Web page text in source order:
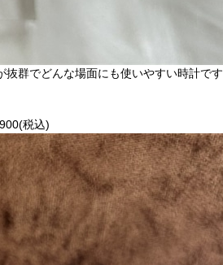
群でどんな場面にも使いやすい時計です
税込)